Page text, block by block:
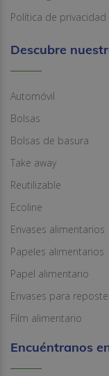
Política de privacidad
Descubre
Automóvil
Bolsas
Bolsas de basura
Take away
Reutilizable
Ecoline
Envases alimentarios
Papeles alimentarios
Papel alimentario
Envases para
Film alimentario
Encuéntranos